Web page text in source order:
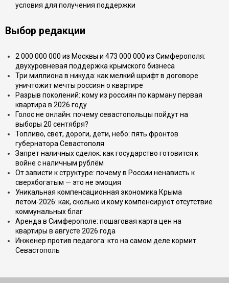
условия для получения поддержки
Выбор редакции
2 000 000 000 из Москвы и 473 000 000 из Симферополя:
двухуровневая поддержка крымского бизнеса
Три миллиона в никуда: как мелкий шрифт в договоре
уничтожит мечты россиян о квартире
Разрыв поколений: кому из россиян по карману первая
квартира в 2026 году
Голос не онлайн: почему севастопольцы пойдут на
выборы 20 сентября?
Топливо, свет, дороги, дети, небо: пять фронтов
губернатора Севастополя
Запрет наличных сделок: как государство готовится к
войне с наличным рублём
От зависти к структуре: почему в России ненависть к
сверхбогатым — это не эмоция
Уникальная компенсационная экономика Крыма
летом-2026: как, сколько и кому компенсируют отсутствие
коммунальных благ
Аренда в Симферополе: пошаговая карта цен на
квартиры в августе 2026 года
Инженер против педагога: кто на самом деле кормит
Севастополь